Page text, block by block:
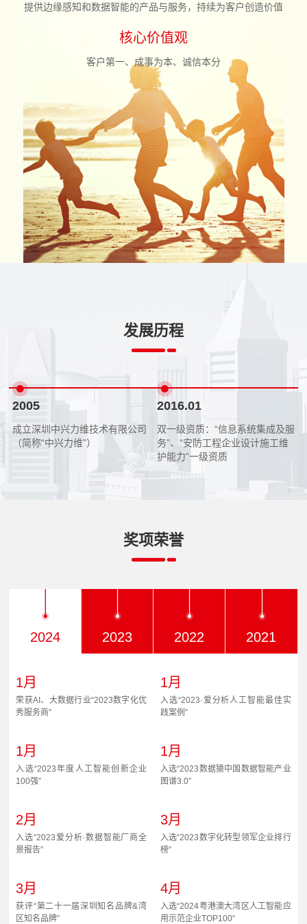
提供边缘感知和数据智能的产品与服务，持续为客户创造价值
核心价值观
客户第一、成事为本、诚信本分
发展历程
2005
成立深圳中兴力维技术有限公司
（简称“中兴力维”）
2016.01
双一级资质：“信息系统集成及服
务”、“安防工程企业设计施工维
护能力”一级资质
奖项荣誉
2024 2023 2022 2021
1月
荣获AI、大数据行业“2023数字化优
秀服务商”
1月
入选“2023·爱分析人工智能最佳实
践案例”
1月
入选“2023年度人工智能创新企业
100强”
1月
入选“2023数据猿中国数据智能产业
图谱3.0”
2月
入选“2023爱分析·数据智能厂商全
景报告”
3月
入选“2023数字化转型领军企业排行
榜”
3月
获评“第二十一届深圳知名品牌&湾
区知名品牌”
4月
入选“2024粤港澳大湾区人工智能应
用示范企业TOP100“